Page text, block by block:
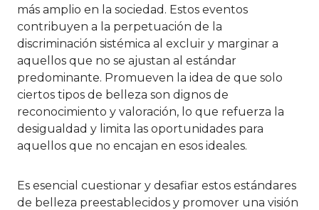
más amplio en la sociedad. Estos eventos
contribuyen a la perpetuación de la
discriminación sistémica al excluir y marginar a
aquellos que no se ajustan al estándar
predominante. Promueven la idea de que solo
ciertos tipos de belleza son dignos de
reconocimiento y valoración, lo que refuerza la
desigualdad y limita las oportunidades para
aquellos que no encajan en esos ideales.
Es esencial cuestionar y desafiar estos estándares
de belleza preestablecidos y promover una visión